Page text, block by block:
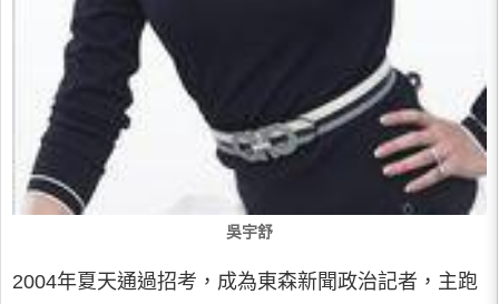
吳宇舒
2004年夏天通過招考，成為東森新聞政治記者，主跑